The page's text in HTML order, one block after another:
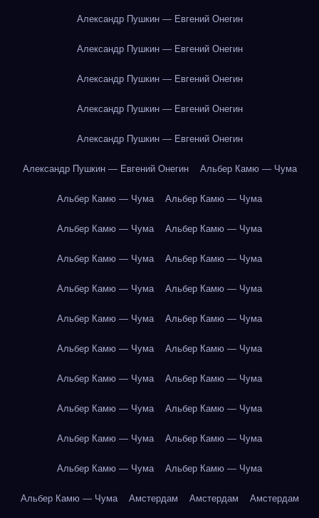
Александр Пушкин — Евгений Онегин
Александр Пушкин — Евгений Онегин
Александр Пушкин — Евгений Онегин
Александр Пушкин — Евгений Онегин
Александр Пушкин — Евгений Онегин
Александр Пушкин — Евгений Онегин Альбер Камю — Чума
Альбер Камю — Чума Альбер Камю — Чума
Альбер Камю — Чума Альбер Камю — Чума
Альбер Камю — Чума Альбер Камю — Чума
Альбер Камю — Чума Альбер Камю — Чума
Альбер Камю — Чума Альбер Камю — Чума
Альбер Камю — Чума Альбер Камю — Чума
Альбер Камю — Чума Альбер Камю — Чума
Альбер Камю — Чума Альбер Камю — Чума
Альбер Камю — Чума Альбер Камю — Чума
Альбер Камю — Чума Альбер Камю — Чума
Альбер Камю — Чума Амстердам Амстердам Амстердам